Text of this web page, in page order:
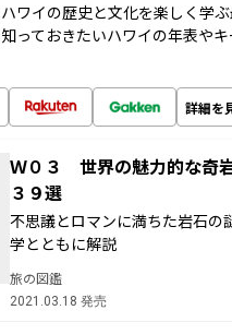
ワイの歴史と文化を楽しく学
っておきたいハワイの年表や
詳細を
Ｗ０３ 世界の魅力的な奇
３９選
不思議とロマンに満ちた岩石の
学とともに解説
旅の図鑑
2021.03.18 発売